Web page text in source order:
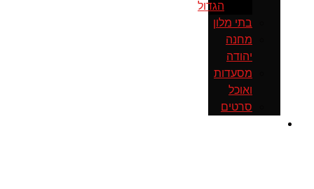
הגדול
בתי מלון
מחנה
יהודה
מסעדות
ואוכל
סרטים